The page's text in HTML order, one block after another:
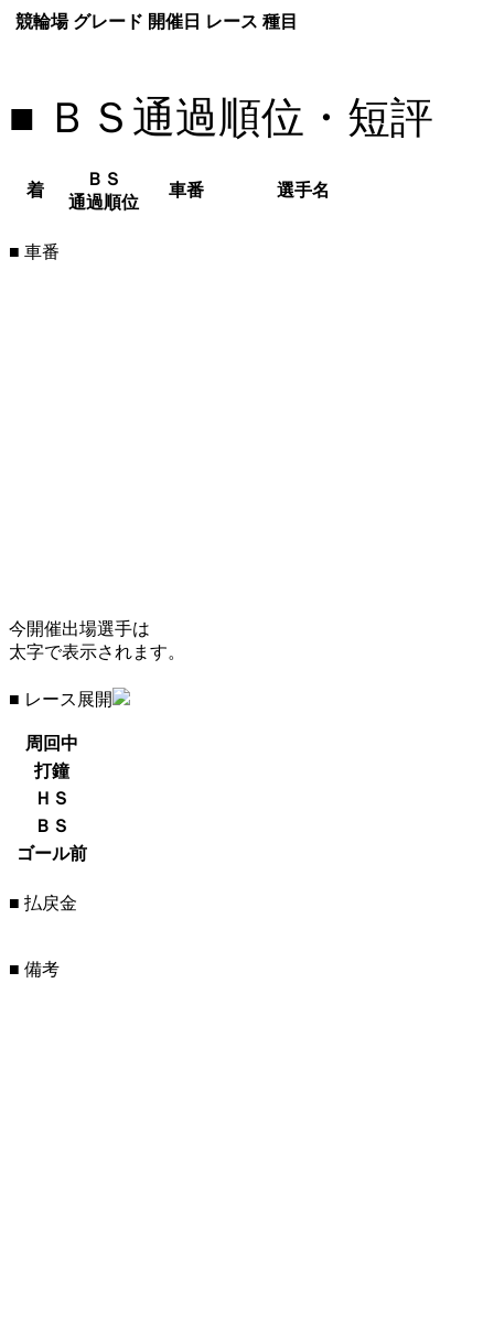
競輪場 グレード 開催日 レース 種目
■ ＢＳ通過順位・短評
着
ＢＳ
通過順位
車番 選手名
■ 車番
今開催出場選手は
太字で表示されます。
■ レース展開
周回中
打鐘
ＨＳ
ＢＳ
ゴール前
■ 払戻金
■ 備考